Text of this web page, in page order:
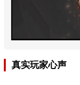
真实玩家心声